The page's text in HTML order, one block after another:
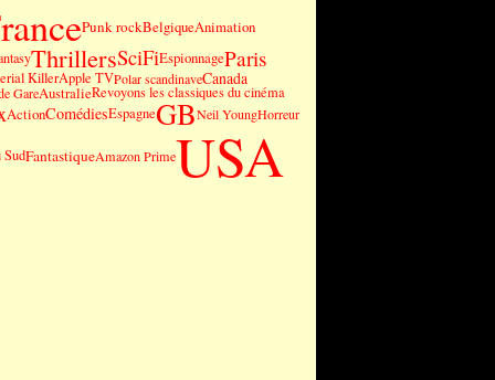
Punk rockBelgiqueAnimation
ThrillersSciFiEspionnageParis
KillerApple TVPolar scandinaveCanada
GareAustralieRevoyons les classiques du cinéma
ActionComédiesEspagneGBNeil YoungHorreur
SudFantastiqueAmazon PrimeUSA